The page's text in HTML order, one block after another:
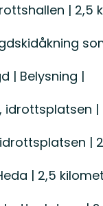
| 2,5
| Belysning |
idrottsplatsen
|
| 2,5